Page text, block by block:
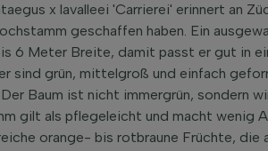
x lavalleei 'Carrierei' erinnert an
geschaffen haben. Ein
6 Meter Breite, damit passt er gut in
sind grün, mittelgroß und einfach
Baum ist nicht immergrün, sondern
gilt als pflegeleicht und macht wenig
orange- bis rotbraune Früchte, die